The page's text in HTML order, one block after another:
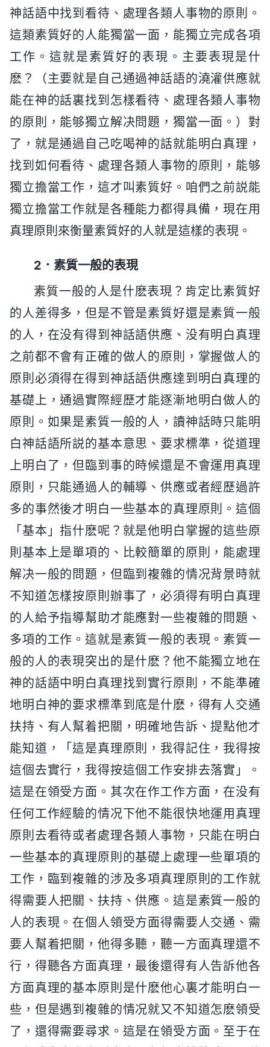
神話語中找到看待、處理各類人事物的原則。
這類素質好的人能獨當一面，能獨立完成各項
工作。這就是素質好的表現。主要表現是什
麽？（主要就是自己通過神話語的澆灌供應就
能在神的話裏找到怎樣看待、處理各類人事物
的原則，能够獨立解决問題，獨當一面。）對
了，就是通過自己吃喝神的話就能明白真理，
找到如何看待、處理各類人事物的原則，能够
獨立擔當工作，這才叫素質好。咱們之前説能
獨立擔當工作就是各種能力都得具備，現在用
真理原則來衡量素質好的人就是這樣的表現。
2．素質一般的表現
素質一般的人是什麽表現？肯定比素質好
的人差得多，但是不管是素質好還是素質一般
的人，在没有得到神話語供應、没有明白真理
之前都不會有正確的做人的原則，掌握做人的
原則必須得在得到神話語供應達到明白真理的
基礎上，通過實際經歷才能逐漸地明白做人的
原則。如果是素質一般的人，讀神話時只能明
白神話語所説的基本意思、要求標準，從道理
上明白了，但臨到事的時候還是不會運用真理
原則，只能通過人的輔導、供應或者經歷過許
多的事然後才明白一些基本的真理原則。這個
「基本」指什麽呢？就是他明白掌握的這些原
則基本上是單項的、比較簡單的原則，能處理
解决一般的問題，但臨到複雜的情况背景時就
不知道怎樣按原則辦事了，必須得有明白真理
的人給予指導幫助才能應對一些複雜的問題、
多項的工作。這就是素質一般的表現。素質一
般的人的表現突出的是什麽？他不能獨立地在
神的話語中明白真理找到實行原則，不能準確
地明白神的要求標準到底是什麽，得有人交通
扶持、有人幫着把關，明確地告訴、提點他才
能知道，「這是真理原則，我得記住，我得按
這個去實行，我得按這個工作安排去落實」。
這是在領受方面。其次在作工作方面，在没有
任何工作經驗的情况下他不能很快地運用真理
原則去看待或者處理各類人事物，只能在明白
一些基本的真理原則的基礎上處理一些單項的
工作，臨到複雜的涉及多項真理原則的工作就
得需要人把關、扶持、供應。這是素質一般的
人的表現。在個人領受方面得需要人交通、需
要人幫着把關，他得多聽，聽一方面真理還不
行，得聽各方面真理，最後還得有人告訴他各
方面真理的基本原則是什麽他心裏才能明白一
些，但是遇到複雜的情况就又不知道怎麽領受
了，還得需要尋求。這是在領受方面。至于在